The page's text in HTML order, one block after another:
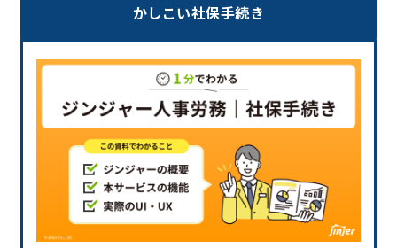
かしこい社保手続き